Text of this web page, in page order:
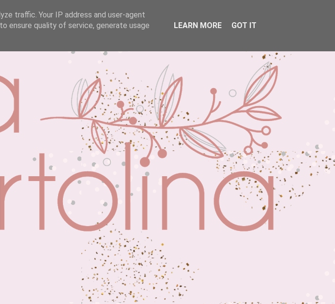
traffic. Your IP address and user-agent
ensure quality of service, generate usage
LEARN MORE GOT IT